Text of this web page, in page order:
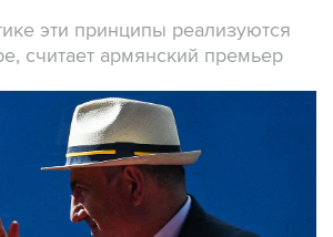
эти принципы реализуются
считает армянский премьер